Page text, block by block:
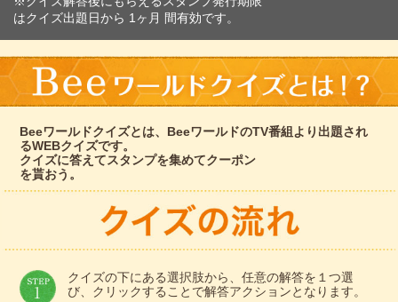
はクイズ出題日から 1ヶ月 間有効です。
Beeワールドクイズとは、BeeワールドのTV番組より出題され
るWEBクイズです。
クイズに答えてスタンプを集めてクーポン
を貰おう。
クイズの下にある選択肢から、任意の解答を１つ選
び、クリックすることで解答アクションとなります。